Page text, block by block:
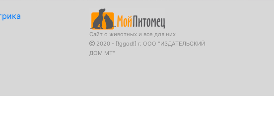
Сайт о животных и все для них
2020 - [!ggod!] г. ООО "ИЗДАТЕЛЬСКИЙ
ДОМ МТ"